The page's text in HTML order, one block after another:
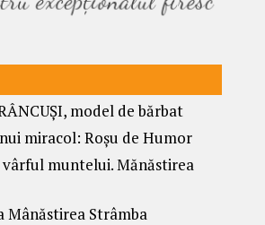
model de bărbat
miracol: Roșu de Humor
muntelui. Mănăstirea
Mânăstirea Strâmba